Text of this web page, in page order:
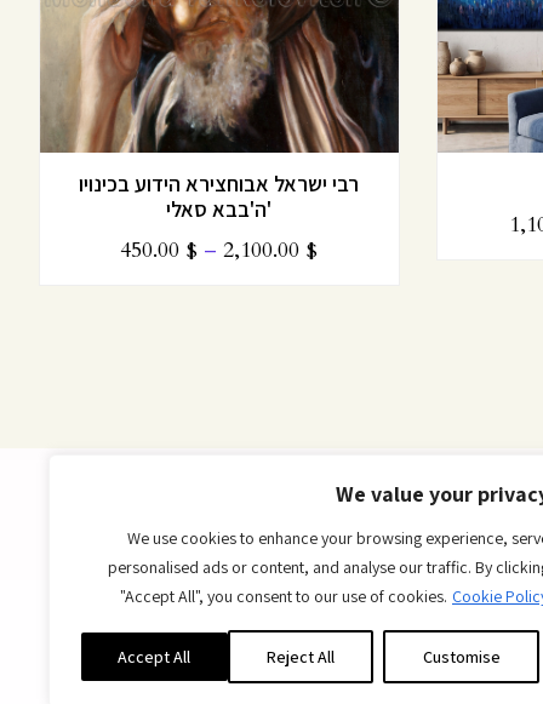
We value your
We use cookies to enhance your browsing experience,
personalised ads or content, and analyse our traffic. By
"Accept All", you consent to our use of cookies. Cookie
Customise
Reject All
Accept All
רבי ישראל אבוחצירא הידוע בכינויו
ה'בבא סאלי'
450.00 $ – 2,100.00 $
החשובים,
באמת!
שלכם: